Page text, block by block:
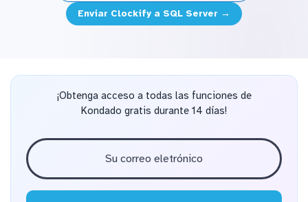
Enviar Clockify a SQL Server →
¡Obtenga acceso a todas las funciones de
Kondado gratis durante 14 días!